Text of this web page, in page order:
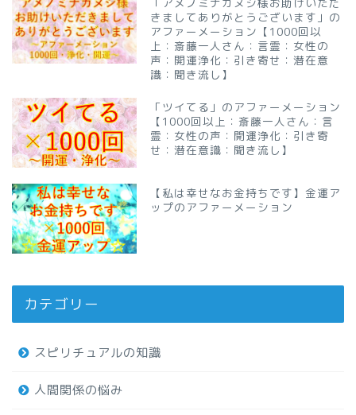
きましてありがとうございます」の
アファーメーション【1000回以
上：斎藤一人さん：言霊：女性の
声：開運浄化：引き寄せ：潜在意
識：聞き流し】
「ツイてる」のアファーメーション
【1000回以上：斎藤一人さん：言
霊：女性の声：開運浄化：引き寄
せ：潜在意識：聞き流し】
【私は幸せなお金持ちです】金運ア
ップのアファーメーション
カテゴリー
スピリチュアルの知識
人間関係の悩み